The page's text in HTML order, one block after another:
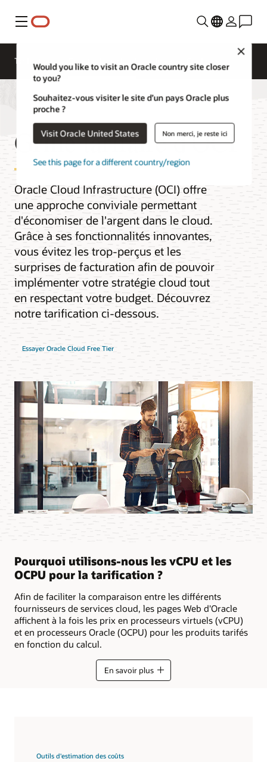
Menu
Would you like to visit an Oracle country site closer
to you?
Souhaitez-vous visiter le site d’un pays Oracle plus
proche ?
Visit Oracle United States Non merci, je reste ici
See this page for a different country/region
Tarification
Grille tarifaire d'OCI
Oracle Cloud Infrastructure (OCI) offre
une approche conviviale permettant
d'économiser de l'argent dans le cloud.
Grâce à ses fonctionnalités innovantes,
vous évitez les trop-perçus et les
surprises de facturation afin de pouvoir
implémenter votre stratégie cloud tout
en respectant votre budget. Découvrez
notre tarification ci-dessous.
Essayer Oracle Cloud Free Tier
Pourquoi utilisons-nous les vCPU et les
OCPU pour la tarification ?
Afin de faciliter la comparaison entre les différents
fournisseurs de services cloud, les pages Web d'Oracle
affichent à la fois les prix en processeurs virtuels (vCPU)
et en processeurs Oracle (OCPU) pour les produits tarifés
en fonction du calcul.
En savoir plus
Outils d'estimation des coûts